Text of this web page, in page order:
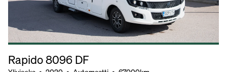
Rapido 8096 DF